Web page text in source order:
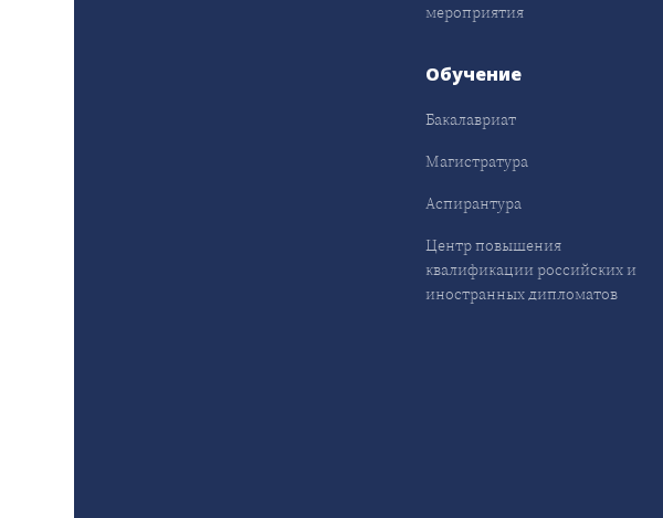
мероприятия
Обучение
Бакалавриат
Магистратура
Аспирантура
Центр повышения
квалификации российских и
иностранных дипломатов